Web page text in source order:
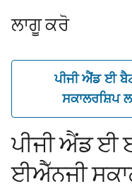
ਲਾਗੂ ਕਰੋ
ਪੀਜੀ ਐਂਡ ਈ
ਸਕਾਲਰਸ਼ਿਪ
ਪੀਜੀ ਐਂਡ
ਈਐੱਨਜੀ